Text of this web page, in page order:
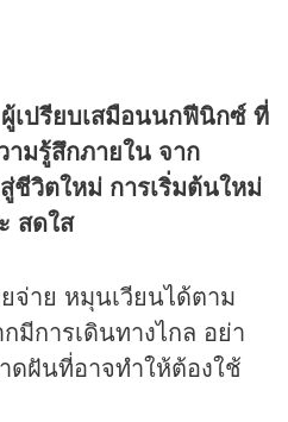
เปรียบเสมือนนกฟีนิกซ์ ที่
ามรู้สึกภายใน จาก
วิตใหม่ การเริ่มต้นใหม่
สดใส
าย หมุนเวียนได้ตาม
มีการเดินทางไกล อย่า
ดฝันที่อาจทำให้ต้องใช้